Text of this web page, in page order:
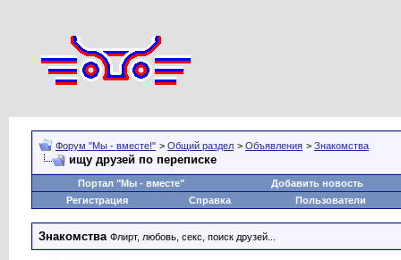
Форум "Мы - вместе!" > Общий раздел > Объявления > Знакомства
ищу друзей по переписке
Портал "Мы - вместе"
Добавить новость
Регистрация
Справка Пользователи
Знакомства Флирт, любовь, секс, поиск друзей...